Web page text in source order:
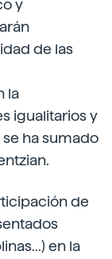
y
de las
la
igualitarios y
ha sumado
de
en la